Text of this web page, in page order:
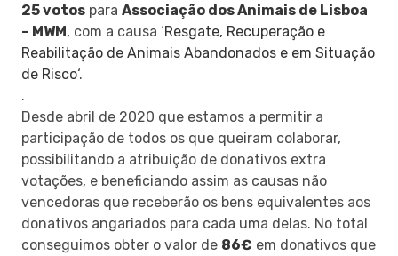
25 votos para Associação dos Animais de Lisboa
– MWM, com a causa ‘Resgate, Recuperação e
Reabilitação de Animais Abandonados e em Situação
de Risco‘.
.
Desde abril de 2020 que estamos a permitir a
participação de todos os que queiram colaborar,
possibilitando a atribuição de donativos extra
votações, e beneficiando assim as causas não
vencedoras que receberão os bens equivalentes aos
donativos angariados para cada uma delas. No total
conseguimos obter o valor de 86€ em donativos que